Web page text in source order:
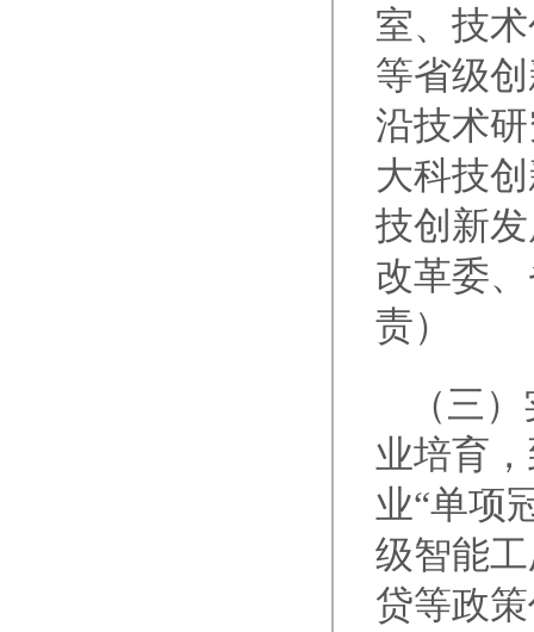
室、技
等省级
沿技术
大科技
技创新
改革委
责）
（三
业培育
业“单项
级智能
贷等政